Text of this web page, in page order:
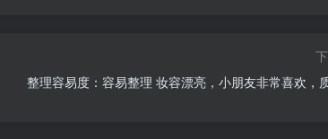
整理容易度：容易整理 妆容漂亮，小朋友非常喜欢，